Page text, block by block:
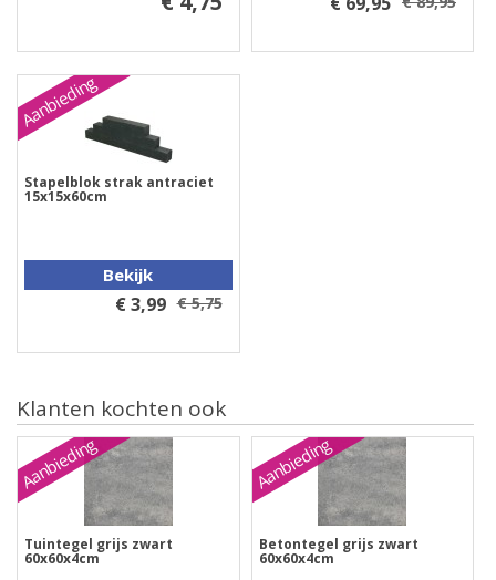
Aanbieding
Stapelblok strak antraciet
15x15x60cm
Bekijk
€ 3,99 € 5,75
Klanten kochten ook
Aanbieding
Tuintegel grijs zwart
60x60x4cm
Aanbieding
Betontegel grijs zwart
60x60x4cm